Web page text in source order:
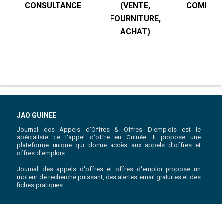
CONSULTANCE
(VENTE,
FOURNITURE,
ACHAT)
JAO GUINEE
Journal des Appels d'Offres & Offres D'emplois est le
spécialiste de l'appel d'offre en Guinée. Il propose une
plateforme unique qui donne accès aux appels d'offres et
offres d'emplois.
Journal des appels d'offres et offres d'emploi propose un
moteur de recherche puissant, des alertes email gratuites et des
fiches pratiques.